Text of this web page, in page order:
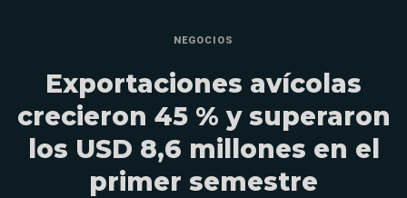
NEGOCIOS
Exportaciones avícolas
crecieron 45 % y superaron
los USD 8,6 millones en el
primer semestre